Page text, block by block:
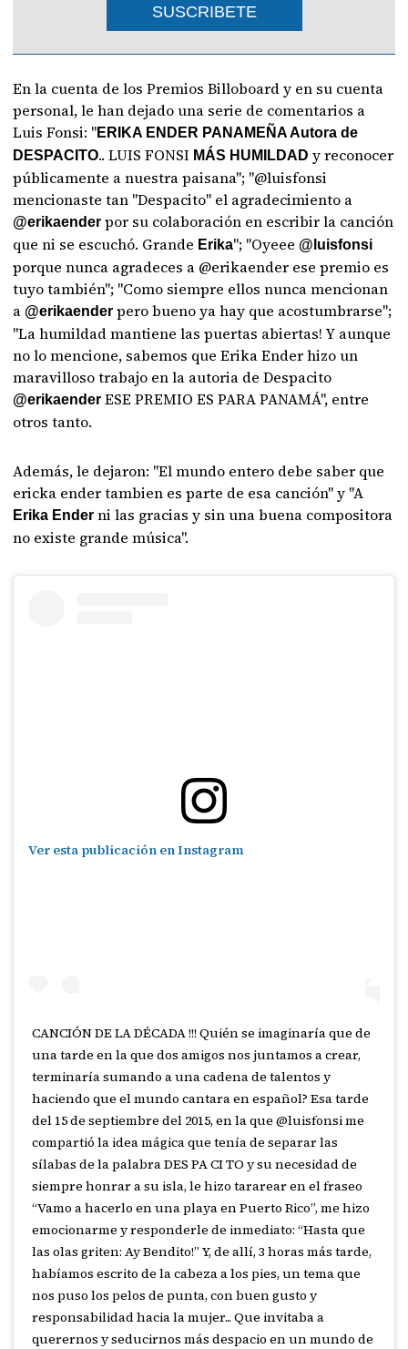
SUSCRIBETE
En la cuenta de los Premios Billoboard y en su cuenta
personal, le han dejado una serie de comentarios a
Luis Fonsi: "ERIKA ENDER PANAMEÑA Autora de
DESPACITO.. LUIS FONSI MÁS HUMILDAD y reconocer
públicamente a nuestra paisana"; "@luisfonsi
mencionaste tan "Despacito" el agradecimiento a
@erikaenderpor su colaboración en escribir la canción
que ni se escuchó. Grande Erika"; "Oyeee @luisfonsi
porque nunca agradeces a @erikaender ese premio es
tuyo también"; "Como siempre ellos nunca mencionan
a @erikaender pero bueno ya hay que acostumbrarse";
"La humildad mantiene las puertas abiertas! Y aunque
no lo mencione, sabemos que Erika Ender hizo un
maravilloso trabajo en la autoria de Despacito
@erikaenderESE PREMIO ES PARA PANAMÁ", entre
otros tanto.
Además, le dejaron: "El mundo entero debe saber que
ericka ender tambien es parte de esa canción" y "A
Erika Enderni las gracias y sin una buena compositora
no existe grande música".
Ver esta publicación en Instagram
CANCIÓN DE LA DÉCADA !!! Quién se imaginaría que de
una tarde en la que dos amigos nos juntamos a crear,
terminaría sumando a una cadena de talentos y
haciendo que el mundo cantara en español? Esa tarde
del 15 de septiembre del 2015, en la que @luisfonsi me
compartió la idea mágica que tenía de separar las
sílabas de la palabra DES PA CI TO y su necesidad de
siempre honrar a su isla, le hizo tararear en el fraseo
“Vamo a hacerlo en una playa en Puerto Rico”, me hizo
emocionarme y responderle de inmediato: “Hasta que
las olas griten: Ay Bendito!” Y, de allí, 3 horas más tarde,
habíamos escrito de la cabeza a los pies, un tema que
nos puso los pelos de punta, con buen gusto y
responsabilidad hacia la mujer... Que invitaba a
querernos y seducirnos más despacio en un mundo de